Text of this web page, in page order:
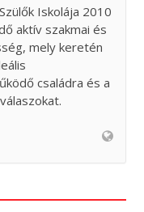
Iskolája 2010
aktív szakmai és
mely keretén
családra és a